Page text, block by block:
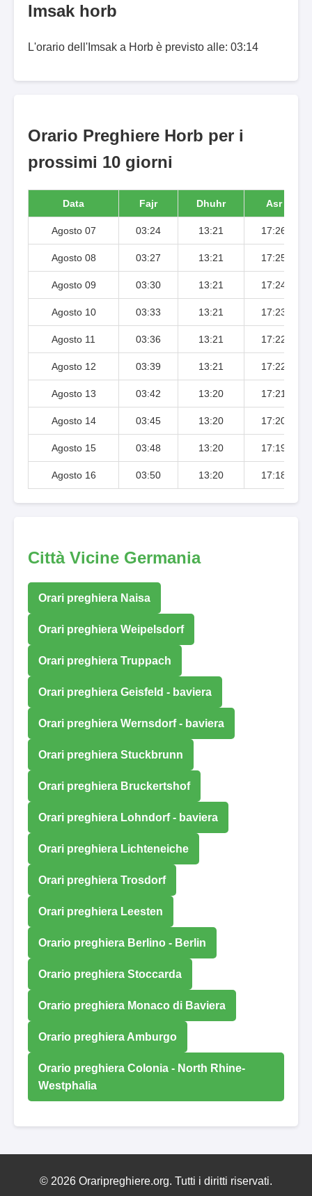
Imsak horb
L'orario dell'Imsak a Horb è previsto alle: 03:14
Orario Preghiere Horb per i
prossimi 10 giorni
Data Fajr Dhuhr Asr
Agosto 07 03:24 13:21 17:26
Agosto 08 03:27 13:21 17:25
Agosto 09 03:30 13:21 17:24
Agosto 10 03:33 13:21 17:23
Agosto 11 03:36 13:21 17:22
Agosto 12 03:39 13:21 17:22
Agosto 13 03:42 13:20 17:21
Agosto 14 03:45 13:20 17:20
Agosto 15 03:48 13:20 17:19
Agosto 16 03:50 13:20 17:18
Città Vicine Germania
Orari preghiera Naisa
Orari preghiera Weipelsdorf
Orari preghiera Truppach
Orari preghiera Geisfeld - baviera
Orari preghiera Wernsdorf - baviera
Orari preghiera Stuckbrunn
Orari preghiera Bruckertshof
Orari preghiera Lohndorf - baviera
Orari preghiera Lichteneiche
Orari preghiera Trosdorf
Orari preghiera Leesten
Orario preghiera Berlino - Berlin
Orario preghiera Stoccarda
Orario preghiera Monaco di Baviera
Orario preghiera Amburgo
Orario preghiera Colonia - North Rhine-
Westphalia
© 2026 Oraripreghiere.org. Tutti i diritti riservati.